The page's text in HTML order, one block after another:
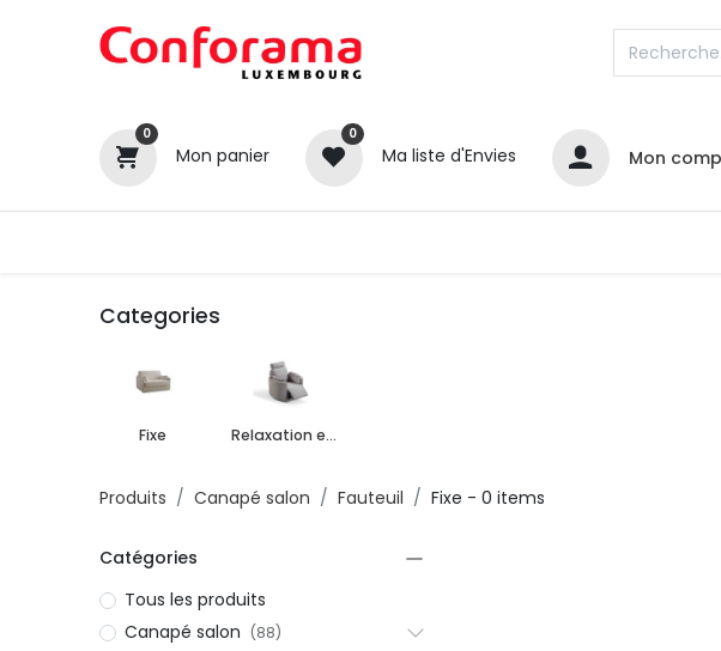
0
Mon panier
0
Ma liste d'Envies Mon
Categories
Fixe Relaxation et releveur
Produits Canapé salon Fauteuil Fixe - 0 items
Catégories
Tous les produits
Canapé salon (88)